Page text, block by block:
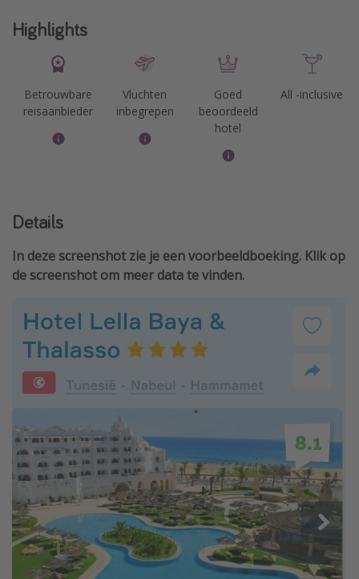
Highlights
Betrouwbare
reisaanbieder
Vluchten
inbegrepen
Goed
beoordeeld
hotel
All -inclusive
Details
In deze screenshot zie je een voorbeeldboeking. Klik op
de screenshot om meer data te vinden.